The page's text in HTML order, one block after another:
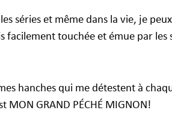
séries et même dans la vie, je
facilement touchée et émue par
hanches qui me détestent à
MON GRAND PÉCHÉ MIGNON!